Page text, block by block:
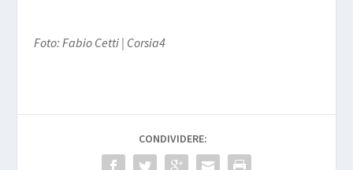
Foto: Fabio Cetti | Corsia4
CONDIVIDERE: